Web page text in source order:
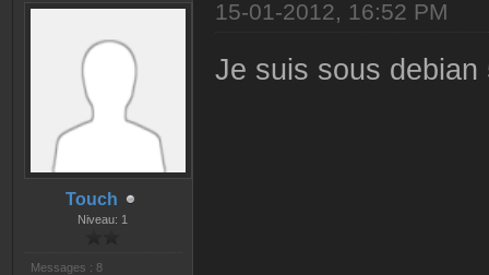
Touch
Niveau: 1
Messages : 8
15-01-2012, 16:52 PM
Je suis sous debian